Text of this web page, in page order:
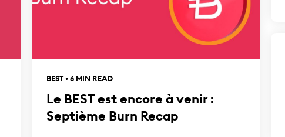
BEST • 6 MIN READ
Le BEST est encore à venir :
Septième Burn Recap